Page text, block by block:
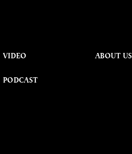
VIDEO
PODCAST
ABOUT US